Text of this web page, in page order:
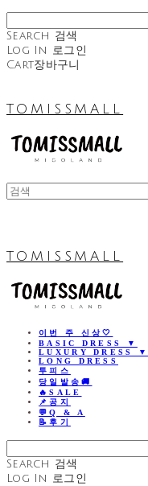
Search 검색
Log In 로그인
Cart장바구니
TOMISSMALL
TOMISSMALL
이번 주 신상🤍
BASIC DRESS ▼
LUXURY DRESS ▼
LONG DRESS
투피스
당일발송🚚
🔥SALE
📌공지
💬Q & A
📝후기
Search 검색
Log In 로그인